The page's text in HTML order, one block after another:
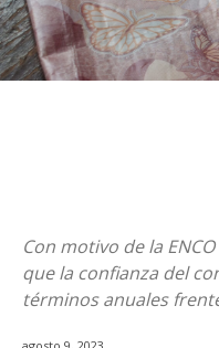
Con motivo de la
que la confianza del
términos anuales